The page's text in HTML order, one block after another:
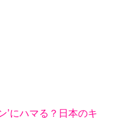
’にハマる？日本のキ